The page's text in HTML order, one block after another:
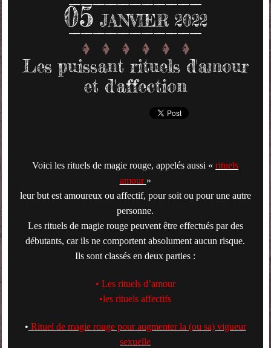
05 JANVIER 2022
Les puissant rituels d'amour
et d'affection
Voici les rituels de magie rouge, appelés aussi «rituels
amour »
leur but est amoureux ou affectif, pour soit ou pour une autre
personne.
Les rituels de magie rouge peuvent être effectués par des
débutants, car ils ne comportent absolument aucun risque.
Ils sont classés en deux parties :
• Les rituels d’amour
•les rituels affectifs
• Rituel de magie rouge pour augmenter la (ou sa) vigueur
sexuelle